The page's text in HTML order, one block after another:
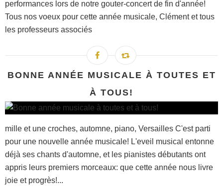
performances lors de notre gouter-concert de fin d'année!
Tous nos voeux pour cette année musicale, Clément et tous
les professeurs associés
BONNE ANNÉE MUSICALE À TOUTES ET
À TOUS!
mille et une croches, automne, piano, Versailles C'est parti
pour une nouvelle année musicale! L'eveil musical entonne
déjà ses chants d'automne, et les pianistes débutants ont
appris leurs premiers morceaux: que cette année nous livre
joie et progrès!...